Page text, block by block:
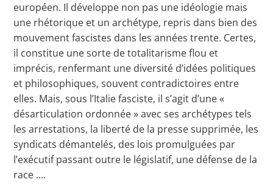
européen. Il développe non pas une idéologie mais
une rhétorique et un archétype, repris dans bien des
mouvement fascistes dans les années trente. Certes,
il constitue une sorte de totalitarisme flou et
imprécis, renfermant une diversité d’idées politiques
et philosophiques, souvent contradictoires entre
elles. Mais, sous l’Italie fasciste, il s’agit d’une «
désarticulation ordonnée » avec ses archétypes tels
les arrestations, la liberté de la presse supprimée, les
syndicats démantelés, des lois promulguées par
l’exécutif passant outre le législatif, une défense de la
race ….